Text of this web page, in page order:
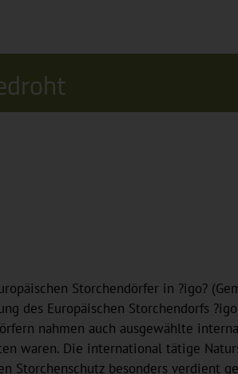
Storchendörfer in ?igo?
des Europäischen Storchendorfs
nahmen auch ausgewählte
waren. Die international tätige
Storchenschutz besonders verdient